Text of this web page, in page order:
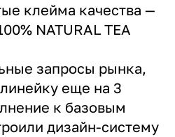
клейма качества —
NATURAL TEA
запросы рынка,
еще на 3
к базовым
дизайн-систему